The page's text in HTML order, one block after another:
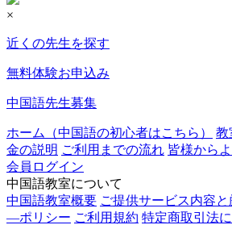
×
近くの先生を探す
無料体験お申込み
中国語先生募集
ホーム（中国語の初心者はこちら） 教
金の説明 ご利用までの流れ 皆様から
会員ログイン
中国語教室について
中国語教室概要 ご提供サービス内容
―ポリシー ご利用規約 特定商取引法